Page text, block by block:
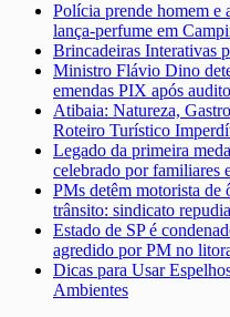
Polícia prende homem e
lança-perfume em
Brincadeiras Interativas
Ministro Flávio Dino
emendas PIX após
Atibaia: Natureza,
Roteiro Turístico
Legado da primeira
celebrado por familiares
PMs detêm motorista de
trânsito: sindicato
Estado de SP é
agredido por PM no
Dicas para Usar
Ambientes